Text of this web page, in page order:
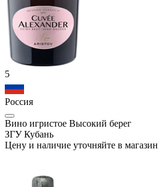
5
Россия
Вино игристое Высокий берег
ЗГУ Кубань
Цену и наличие уточняйте в